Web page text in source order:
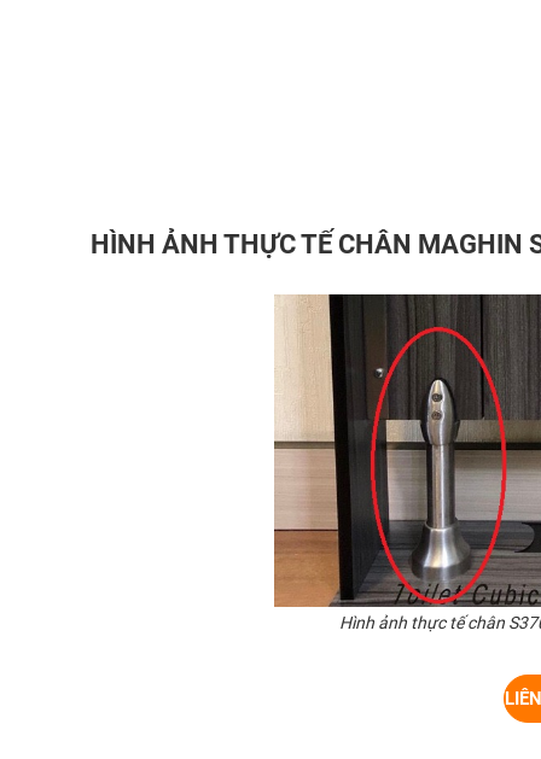
HÌNH ẢNH THỰC TẾ CHÂN MAGHIN
Hình ảnh thực tế chân